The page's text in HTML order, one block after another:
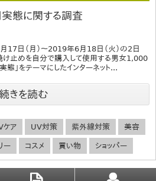
態に関する調査
17日（月）～2019年6月18日（火）の2日
止めを自分で購入して使用する男女1,000
」をテーマにしたインターネット...
続きを読む
ケア UV対策 紫外線対策 美容
ー コスメ 買い物 ショッパー